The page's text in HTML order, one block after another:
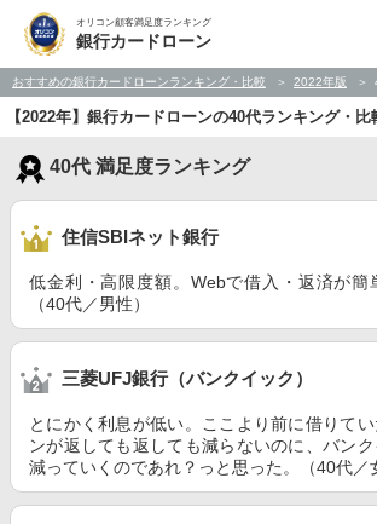
オリコン顧客満足度ランキング
銀行カードローン
おすすめの銀行カードローンランキング・比較 2022年版
【2022年】銀行カードローンの40代ランキング・比
40代 満足度ランキング
住信SBIネット銀行
低金利・高限度額。Webで借入・返済が簡
（40代／男性）
三菱UFJ銀行（バンクイック）
とにかく利息が低い。ここより前に借りて
ンが返しても返しても減らないのに、バン
減っていくのであれ？っと思った。（40代／